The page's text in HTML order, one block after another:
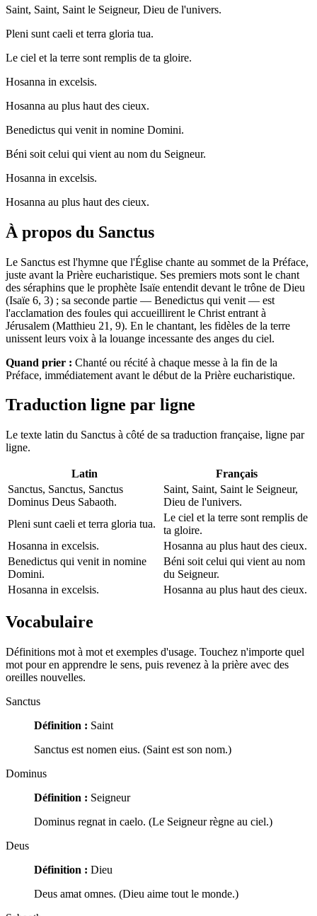
Saint, Saint, Saint le Seigneur, Dieu de l'univers.
Pleni sunt caeli et terra gloria tua.
Le ciel et la terre sont remplis de ta gloire.
Hosanna in excelsis.
Hosanna au plus haut des cieux.
Benedictus qui venit in nomine Domini.
Béni soit celui qui vient au nom du Seigneur.
Hosanna in excelsis.
Hosanna au plus haut des cieux.
À propos du Sanctus
Le Sanctus est l'hymne que l'Église chante au sommet de la Préface,
juste avant la Prière eucharistique. Ses premiers mots sont le chant
des séraphins que le prophète Isaïe entendit devant le trône de Dieu
(Isaïe 6, 3) ; sa seconde partie — Benedictus qui venit — est
l'acclamation des foules qui accueillirent le Christ entrant à
Jérusalem (Matthieu 21, 9). En le chantant, les fidèles de la terre
unissent leurs voix à la louange incessante des anges du ciel.
Quand prier : Chanté ou récité à chaque messe à la fin de la
Préface, immédiatement avant le début de la Prière eucharistique.
Traduction ligne par ligne
Le texte latin du Sanctus à côté de sa traduction française, ligne par
ligne.
Latin
Français
Sanctus, Sanctus, Sanctus
Dominus Deus Sabaoth.
Saint, Saint, Saint le Seigneur,
Dieu de l'univers.
Pleni sunt caeli et terra gloria tua.
Le ciel et la terre sont remplis de
ta gloire.
Hosanna in excelsis.
Hosanna au plus haut des cieux.
Benedictus qui venit in nomine
Domini.
Béni soit celui qui vient au nom
du Seigneur.
Hosanna in excelsis.
Hosanna au plus haut des cieux.
Vocabulaire
Définitions mot à mot et exemples d'usage. Touchez n'importe quel
mot pour en apprendre le sens, puis revenez à la prière avec des
oreilles nouvelles.
Sanctus
Définition : Saint
Sanctus est nomen eius. (Saint est son nom.)
Dominus
Définition : Seigneur
Dominus regnat in caelo. (Le Seigneur règne au ciel.)
Deus
Définition : Dieu
Deus amat omnes. (Dieu aime tout le monde.)